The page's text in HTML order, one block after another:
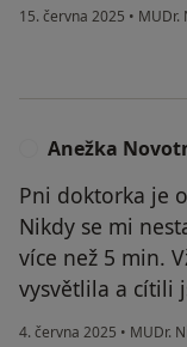
15. června 2025 • MUDr.
Anežka
Pni doktorka je
Nikdy se mi
více než 5 min.
vysvětlila a cítili
4. června 2025 • MUDr.